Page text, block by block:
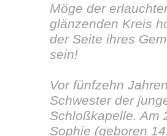
Möge der
glänzenden Kreis
der Seite ihres
sein!
Vor fünfzehn
Schwester der
Schloßkapelle. Am
Sophie (geboren